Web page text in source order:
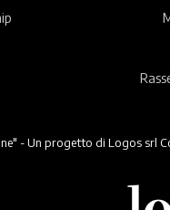
- Un progetto di Logos srl